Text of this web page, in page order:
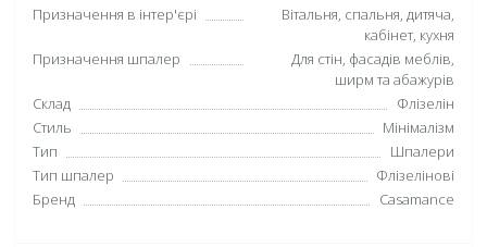
Призначення в інтер'єрі
Вітальня, спальня, дитяча,
кабінет, кухня
Призначення шпалер
Для стін, фасадів меблів,
ширм та абажурів
Склад
Флізелін
Стиль
Мінімалізм
Тип
Шпалери
Тип шпалер
Флізелінові
Бренд
Casamance